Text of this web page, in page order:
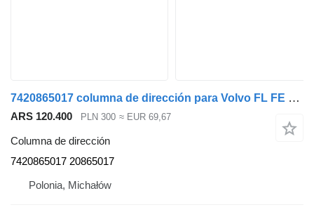
7420865017 columna de dirección para Volvo FL FE cabeza tractora
ARS 120.400 PLN 300 ≈ EUR 69,67
Columna de dirección
7420865017 20865017
Polonia, Michałów